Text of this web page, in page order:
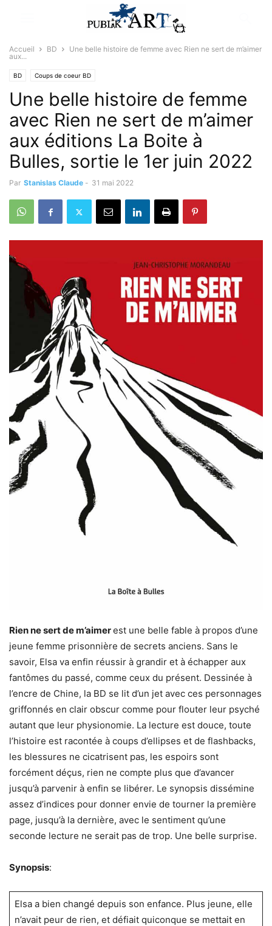
Accueil BD
Une belle histoire de femme avec Rien ne sert de m’aimer
aux...
BD Coups de coeur BD
Une belle histoire de femme
avec Rien ne sert de m’aimer
aux éditions La Boite à
Bulles, sortie le 1er juin 2022
Par Stanislas Claude - 31 mai 2022
Rien ne sert de m’aimerest une belle fable à propos d’une
jeune femme prisonnière de secrets anciens. Sans le
savoir, Elsa va enfin réussir à grandir et à échapper aux
fantômes du passé, comme ceux du présent. Dessinée à
l’encre de Chine, la BD se lit d’un jet avec ces personnages
griffonnés en clair obscur comme pour flouter leur psyché
autant que leur physionomie. La lecture est douce, toute
l’histoire est racontée à coups d’ellipses et de flashbacks,
les blessures ne cicatrisent pas, les espoirs sont
forcément déçus, rien ne compte plus que d’avancer
jusqu’à parvenir à enfin se libérer. Le synopsis dissémine
assez d’indices pour donner envie de tourner la première
page, jusqu’à la dernière, avec le sentiment qu’une
seconde lecture ne serait pas de trop. Une belle surprise.
Synopsis:
Elsa a bien changé depuis son enfance. Plus jeune, elle
n’avait peur de rien, et défiait quiconque se mettait en